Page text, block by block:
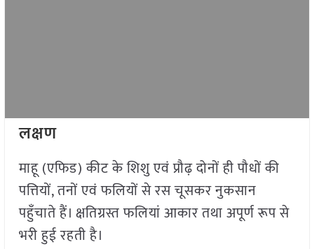
लक्षण
माहू (एफिड) कीट के शिशु एवं प्रौढ़ दोनों ही पौधों की
पत्तियों, तनों एवं फलियों से रस चूसकर नुकसान
पहुँचाते हैं। क्षतिग्रस्त फलियां आकार तथा अपूर्ण रूप से
भरी हुई रहती है।